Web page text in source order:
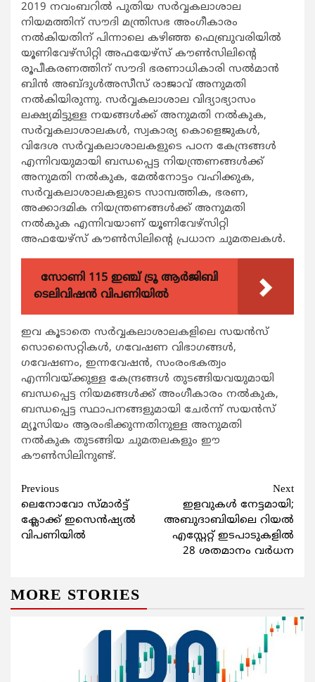
2019 നവംബറില്‍ പുതിയ സര്‍വ്വകലാശാല
നിയമത്തിന് സൗദി മന്ത്രിസഭ അംഗീകാരം
നല്‍കിയതിന് പിന്നാലെ കഴിഞ്ഞ ഫെബ്രുവരിയില്‍
യൂണിവേഴ്‌സിറ്റി അഫയേഴ്‌സ് കൗണ്‍സിലിന്റെ
രൂപീകരണത്തിന് സൗദി ഭരണാധികാരി സല്‍മാന്‍
ബിന്‍ അബ്ദുള്‍അസീസ് രാജാവ് അനുമതി
നല്‍കിയിരുന്നു. സര്‍വ്വകലാശാല വിദ്യാഭ്യാസം
ലക്ഷ്യമിട്ടുള്ള നയങ്ങള്‍ക്ക് അനുമതി നല്‍കുക,
സര്‍വ്വകലാശാലകള്‍, സ്വകാര്യ കൊളെജുകള്‍,
വിദേശ സര്‍വ്വകലാശാലകളുടെ പഠന കേന്ദ്രങ്ങള്‍
എന്നിവയുമായി ബന്ധപ്പെട്ട നിയന്ത്രണങ്ങള്‍ക്ക്
അനുമതി നല്‍കുക, മേല്‍നോട്ടം വഹിക്കുക,
സര്‍വ്വകലാശാലകളുടെ സാമ്പത്തിക, ഭരണ,
അക്കാദമിക നിയന്ത്രണങ്ങള്‍ക്ക് അനുമതി
നല്‍കുക എന്നിവയാണ് യൂണിവേഴ്‌സിറ്റി
അഫയേഴ്‌സ് കൗണ്‍സിലിന്റെ പ്രധാന ചുമതലകള്‍.
സോണി 115 ഇഞ്ച് ട്രൂ ആർജിബി
ടെലിവിഷൻ വിപണിയിൽ
ഇവ കൂടാതെ സര്‍വ്വകലാശാലകളിലെ സയന്‍സ്
സൊസൈറ്റികള്‍, ഗവേഷണ വിഭാഗങ്ങള്‍,
ഗവേഷണം, ഇന്നവേഷന്‍, സംരംഭകത്വം
എന്നിവയ്ക്കുള്ള കേന്ദ്രങ്ങള്‍ തുടങ്ങിയവയുമായി
ബന്ധപ്പെട്ട നിയമങ്ങള്‍ക്ക് അംഗീകാരം നല്‍കുക,
ബന്ധപ്പെട്ട സ്ഥാപനങ്ങളുമായി ചേര്‍ന്ന് സയന്‍സ്
മ്യൂസിയം ആരംഭിക്കുന്നതിനുള്ള അനുമതി
നല്‍കുക തുടങ്ങിയ ചുമതലകളും ഈ
കൗണ്‍സിലിനുണ്ട്.
Continue
Reading
Previous
ലെനോവോ സ്മാര്‍ട്ട്
ക്ലോക്ക് ഇസെന്‍ഷ്യല്‍
വിപണിയില്‍
Next
ഇളവുകള്‍ നേട്ടമായി;
അബുദാബിയിലെ റിയല്‍
എസ്റ്റേറ്റ് ഇടപാടുകളില്‍
28 ശതമാനം വര്‍ധന
MORE STORIES